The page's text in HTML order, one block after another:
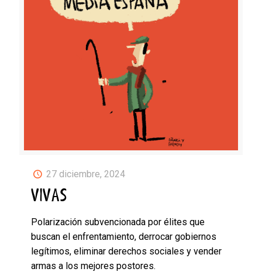
27 diciembre, 2024
VIVAS
Polarización subvencionada por élites que
buscan el enfrentamiento, derrocar gobiernos
legítimos, eliminar derechos sociales y vender
armas a los mejores postores.